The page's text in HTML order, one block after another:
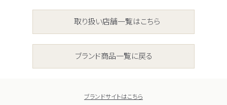
取り扱い店舗一覧はこちら
ブランド商品一覧に戻る
ブランドサイトはこちら